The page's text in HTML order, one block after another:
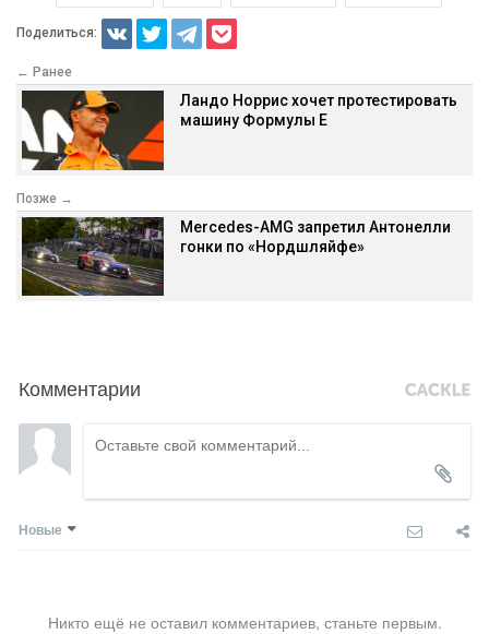
Поделиться:
← Ранее
Ландо Норрис хочет протестировать
машину Формулы Е
Позже →
Mercedes-AMG запретил Антонелли
гонки по «Нордшляйфе»
Комментарии
Новые
Никто ещё не оставил комментариев, станьте первым.